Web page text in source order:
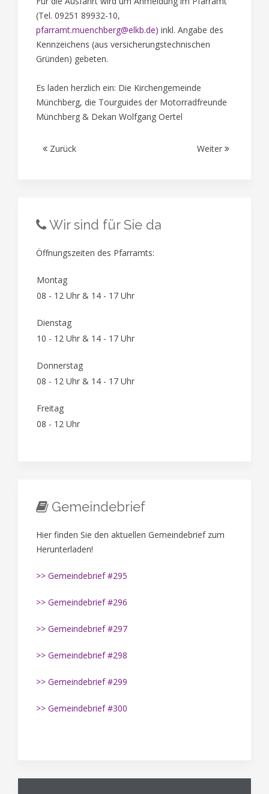
(Tel. 09251 89932-10,
pfarramt.muenchberg@elkb.de) inkl. Angabe des
Kennzeichens (aus versicherungstechnischen
Gründen) gebeten.
Es laden herzlich ein: Die Kirchengemeinde
Münchberg, die Tourguides der Motorradfreunde
Münchberg & Dekan Wolfgang Oertel
Zurück Weiter
Wir sind für Sie da
Öffnungszeiten des Pfarramts:
Montag
08 - 12 Uhr & 14 - 17 Uhr
Dienstag
10 - 12 Uhr & 14 - 17 Uhr
Donnerstag
08 - 12 Uhr & 14 - 17 Uhr
Freitag
08 - 12 Uhr
Gemeindebrief
Hier finden Sie den aktuellen Gemeindebrief zum
Herunterladen!
>> Gemeindebrief #295
>> Gemeindebrief #296
>> Gemeindebrief #297
>> Gemeindebrief #298
>> Gemeindebrief #299
>> Gemeindebrief #300